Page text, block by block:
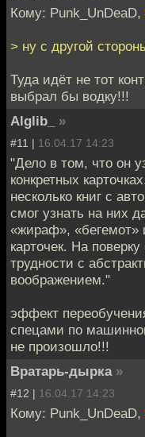
Кому: Punk_UnDeaD,
> ну с другой
Туда идёт не тот
выбрал бы водку!!!
Alglib_
»
#11 | 16.04.17 14:23
"Дело в том, что он
конкретных
несколько книг с
смог узнать на них
«жираф», «бегемот»
карточек. На
трудности с
воображением."
эффект
спецами по
не произошло!!!
Вратарь-дырка »
#12 | 16.04.17 14:23
Кому: Punk_UnDeaD,